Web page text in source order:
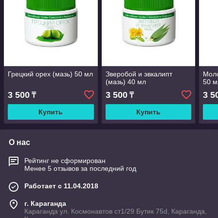
Грецкий орех (мазь) 50 мл
3 500 ₸
Купить
Зверобой и эвкалипт
(мазь) 40 мл
3 500₸
Купить
50
3
О нас
Рейтинг не сформирован
Менее 5 отзывов за последний год
Работает с 11.04.2018
г. Караганда
Караганда ул. Космонавтов ст1/29 Бутик 75d, Караганда,